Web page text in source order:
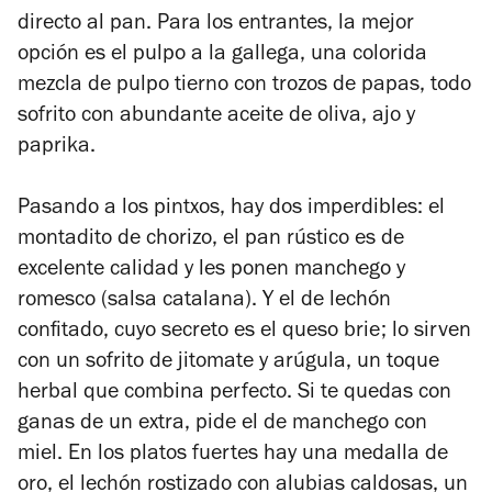
directo al pan. Para los entrantes, la mejor
opción es el pulpo a la gallega, una colorida
mezcla de pulpo tierno con trozos de papas, todo
sofrito con abundante aceite de oliva, ajo y
paprika.
Pasando a los pintxos, hay dos imperdibles: el
montadito de chorizo, el pan rústico es de
excelente calidad y les ponen manchego y
romesco (salsa catalana). Y el de lechón
confitado, cuyo secreto es el queso brie; lo sirven
con un sofrito de jitomate y arúgula, un toque
herbal que combina perfecto. Si te quedas con
ganas de un extra, pide el de manchego con
miel. En los platos fuertes hay una medalla de
oro, el lechón rostizado con alubias caldosas, un